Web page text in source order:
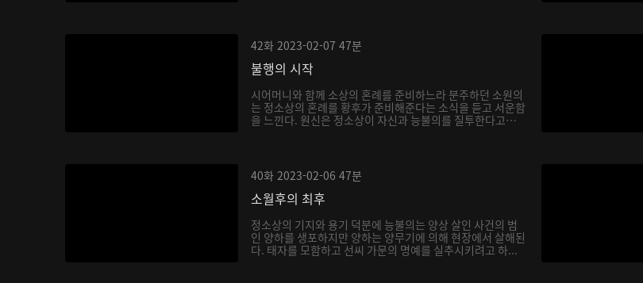
42화 2023-02-07 47분
불행의 시작
시어머니와 함께 소상의 혼례를 준비하느라 분주하던 소원의
는 정소상의 혼례를 황후가 준비해준다는 소식을 듣고 서운함
을 느낀다. 원신은 정소상이 자신과 능불의를 질투한다고
40화 2023-02-06 47분
소월후의 최후
정소상의 기지와 용기 덕분에 능불의는 양상 살인 사건의 범
인 양하를 생포하지만 양하는 양무기에 의해 현장에서 살해된
다. 태자를 모함하고 선씨 가문의 명예를 실추시키려고 하...